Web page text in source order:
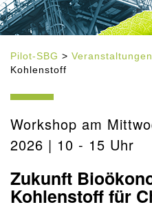
Pilot-SBG > Veranstaltungen
Kohlenstoff
Workshop am
2026 | 10 - 15 Uhr
Zukunft
Kohlenstoff für